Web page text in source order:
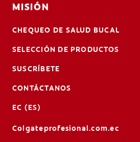
MISIÓN
CHEQUEO DE SALUD BUCAL
SELECCIÓN DE PRODUCTOS
SUSCRÍBETE
CONTÁCTANOS
EC (ES)
Colgateprofesional.com.ec